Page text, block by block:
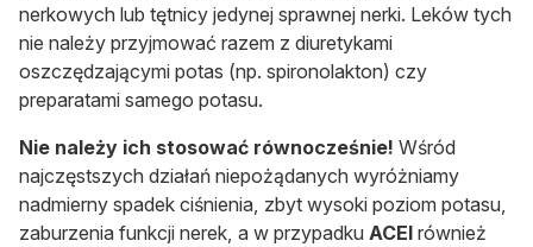
nerkowych lub tętnicy jedynej sprawnej nerki. Leków tych
nie należy przyjmować razem z diuretykami
oszczędzającymi potas (np. spironolakton) czy
preparatami samego potasu.
Nie należy ich stosować równocześnie! Wśród
najczęstszych działań niepożądanych wyróżniamy
nadmierny spadek ciśnienia, zbyt wysoki poziom potasu,
zaburzenia funkcji nerek, a w przypadku ACEI również